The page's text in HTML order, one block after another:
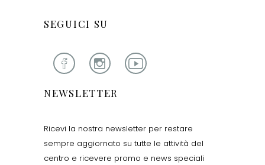
SEGUICI SU
NEWSLETTER
Ricevi la nostra newsletter per restare
sempre aggiornato su tutte le attività del
centro e ricevere promo e news speciali